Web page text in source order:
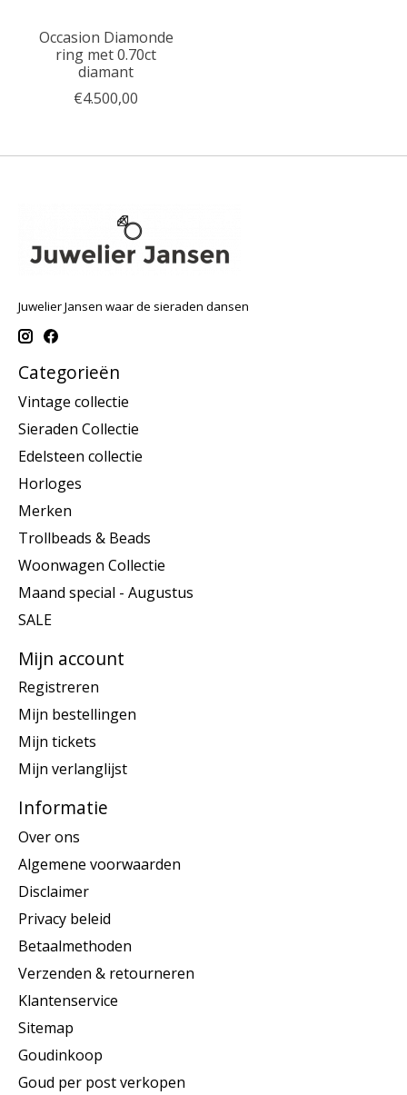
Occasion Diamonde
ring met 0.70ct
diamant
€4.500,00
Juwelier Jansen waar de sieraden dansen
Categorieën
Vintage collectie
Sieraden Collectie
Edelsteen collectie
Horloges
Merken
Trollbeads & Beads
Woonwagen Collectie
Maand special - Augustus
SALE
Mijn account
Registreren
Mijn bestellingen
Mijn tickets
Mijn verlanglijst
Informatie
Over ons
Algemene voorwaarden
Disclaimer
Privacy beleid
Betaalmethoden
Verzenden & retourneren
Klantenservice
Sitemap
Goudinkoop
Goud per post verkopen